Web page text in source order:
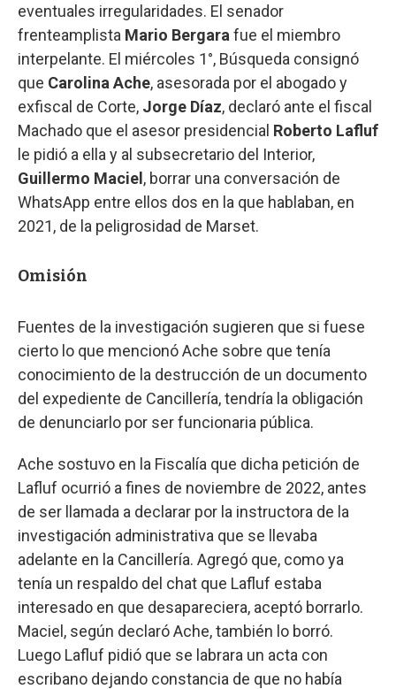
eventuales irregularidades. El senador
frenteamplista Mario Bergara fue el miembro
interpelante. El miércoles 1°, Búsqueda consignó
que Carolina Ache, asesorada por el abogado y
exfiscal de Corte, Jorge Díaz, declaró ante el fiscal
Machado que el asesor presidencial Roberto Lafluf
le pidió a ella y al subsecretario del Interior,
Guillermo Maciel , borrar una conversación de
WhatsApp entre ellos dos en la que hablaban, en
2021, de la peligrosidad de Marset.
Omisión
Fuentes de la investigación sugieren que si fuese
cierto lo que mencionó Ache sobre que tenía
conocimiento de la destrucción de un documento
del expediente de Cancillería, tendría la obligación
de denunciarlo por ser funcionaria pública.
Ache sostuvo en la Fiscalía que dicha petición de
Lafluf ocurrió a fines de noviembre de 2022, antes
de ser llamada a declarar por la instructora de la
investigación administrativa que se llevaba
adelante en la Cancillería. Agregó que, como ya
tenía un respaldo del chat que Lafluf estaba
interesado en que desapareciera, aceptó borrarlo.
Maciel, según declaró Ache, también lo borró.
Luego Lafluf pidió que se labrara un acta con
escribano dejando constancia de que no había